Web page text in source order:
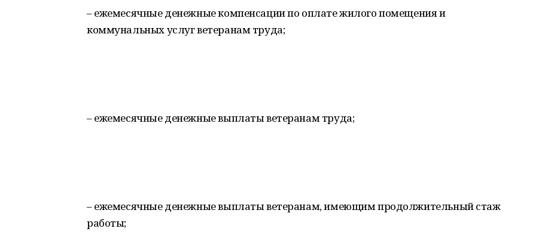
– ежемесячные денежные компенсации по оплате жилого помещения и
коммунальных услуг ветеранам труда;
– ежемесячные денежные выплаты ветеранам труда;
– ежемесячные денежные выплаты ветеранам, имеющим продолжительный стаж
работы;